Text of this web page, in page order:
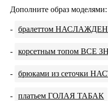
Дополните образ моделями:
- бралеттом
- корсетным топом ВСЕ
- брюками из сеточки
- платьем ГОЛАЯ ТАБАК